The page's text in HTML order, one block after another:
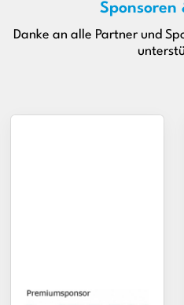
Sponsoren
Danke an alle Partner und